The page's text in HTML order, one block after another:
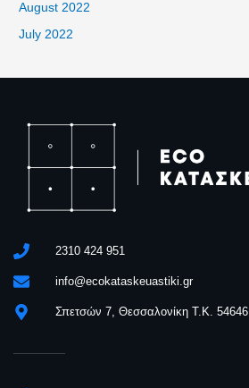
August 2022
July 2022
2310 424 951
info@ecokataskeuastiki.gr
Σπετσών 7, Θεσσαλονίκη Τ.Κ. 54646